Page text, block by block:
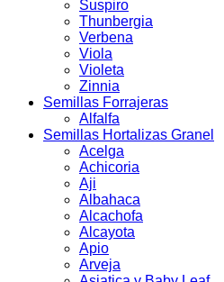
Suspiro
Thunbergia
Verbena
Viola
Violeta
Zinnia
Semillas Forrajeras
Alfalfa
Semillas Hortalizas Granel
Acelga
Achicoria
Aji
Albahaca
Alcachofa
Alcayota
Apio
Arveja